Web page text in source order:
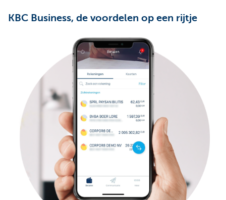
KBC Business, de voordelen op een rijtje